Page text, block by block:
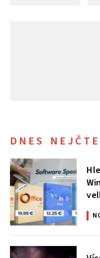
DNES